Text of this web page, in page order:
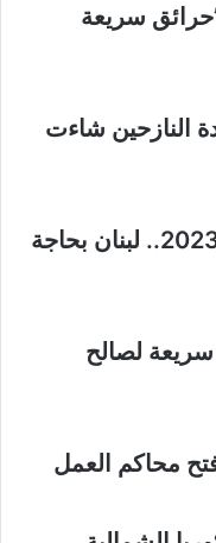
سريعة
النازحين شاءت
سعر الدولار السبت 15 نيسان 2023.. لبنان بحاجة
لصالح
محاكم العمل